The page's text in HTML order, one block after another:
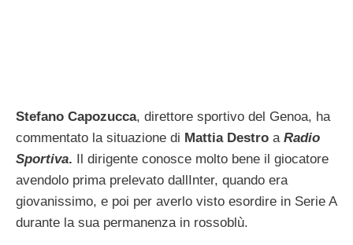
Stefano Capozucca, direttore sportivo del Genoa, ha
commentato la situazione di Mattia Destro a Radio
Sportiva. Il dirigente conosce molto bene il giocatore
avendolo prima prelevato dallInter, quando era
giovanissimo, e poi per averlo visto esordire in Serie A
durante la sua permanenza in rossoblù.